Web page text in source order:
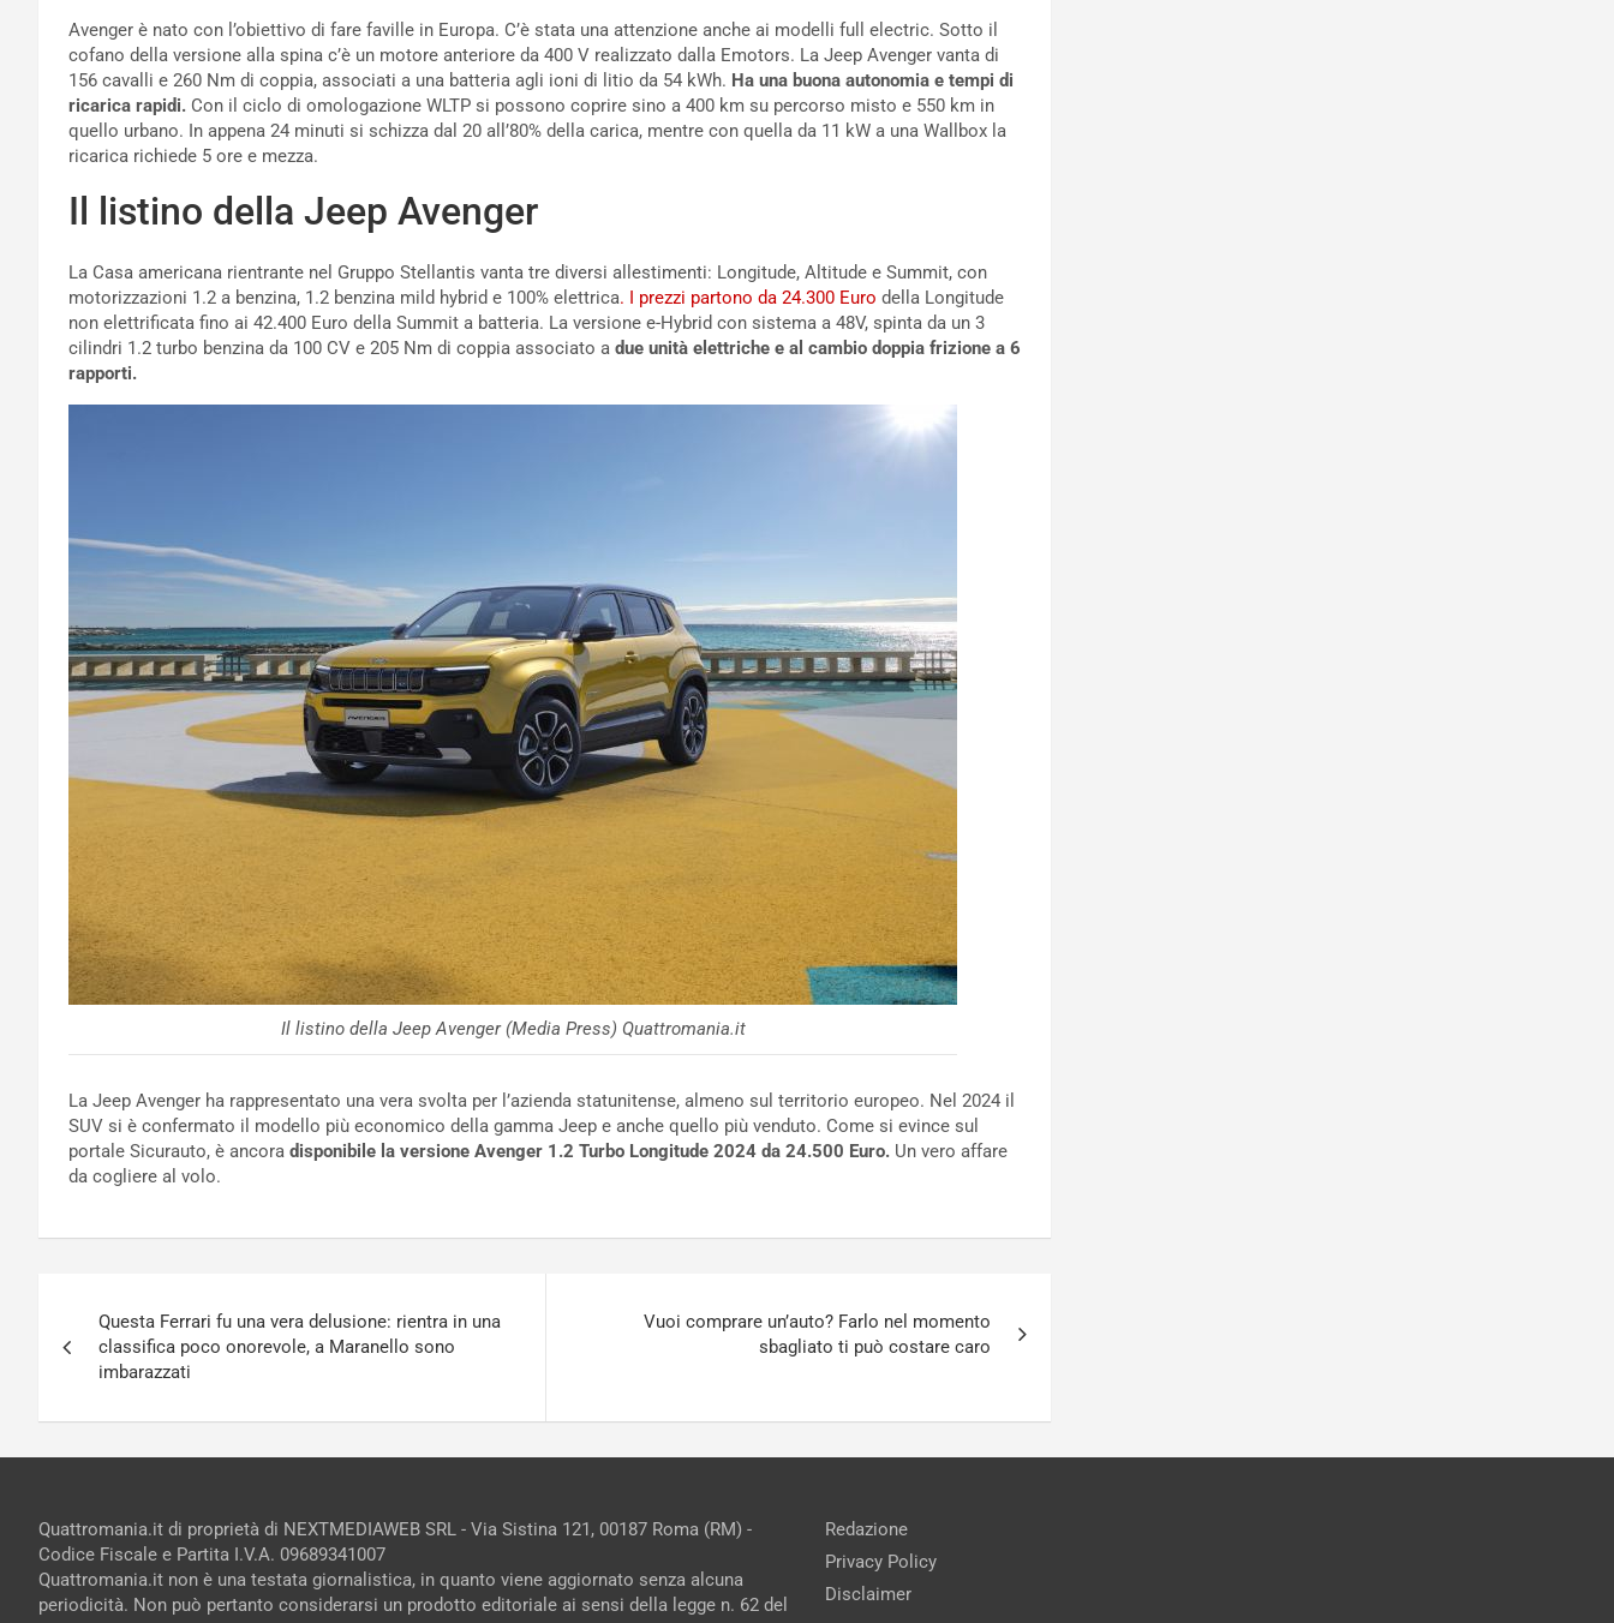
Avenger è nato con l’obiettivo di fare faville in Europa. C’è stata una attenzione anche ai modelli full electric. Sotto il
cofano della versione alla spina c’è un motore anteriore da 400 V realizzato dalla Emotors. La Jeep Avenger vanta di
156 cavalli e 260 Nm di coppia, associati a una batteria agli ioni di litio da 54 kWh. Ha una buona autonomia e tempi di
ricarica rapidi. Con il ciclo di omologazione WLTP si possono coprire sino a 400 km su percorso misto e 550 km in
quello urbano. In appena 24 minuti si schizza dal 20 all’80% della carica, mentre con quella da 11 kW a una Wallbox la
ricarica richiede 5 ore e mezza.
Il listino della Jeep Avenger
La Casa americana rientrante nel Gruppo Stellantis vanta tre diversi allestimenti: Longitude, Altitude e Summit, con
motorizzazioni 1.2 a benzina, 1.2 benzina mild hybrid e 100% elettrica. I prezzi partono da 24.300 Euro della Longitude
non elettrificata fino ai 42.400 Euro della Summit a batteria. La versione e-Hybrid con sistema a 48V, spinta da un 3
cilindri 1.2 turbo benzina da 100 CV e 205 Nm di coppia associato a due unità elettriche e al cambio doppia frizione a 6
rapporti.
Il listino della Jeep Avenger (Media Press) Quattromania.it
La Jeep Avenger ha rappresentato una vera svolta per l’azienda statunitense, almeno sul territorio europeo. Nel 2024 il
SUV si è confermato il modello più economico della gamma Jeep e anche quello più venduto. Come si evince sul
portale Sicurauto, è ancora disponibile la versione Avenger 1.2 Turbo Longitude 2024 da 24.500 Euro. Un vero affare
da cogliere al volo.
articoli
Questa Ferrari fu una vera delusione: rientra in una
classifica poco onorevole, a Maranello sono
imbarazzati
Vuoi comprare un’auto? Farlo nel momento
sbagliato ti può costare caro
Quattromania.it di proprietà di NEXTMEDIAWEB SRL - Via Sistina 121, 00187 Roma (RM) -
Codice Fiscale e Partita I.V.A. 09689341007
Quattromania.it non è una testata giornalistica, in quanto viene aggiornato senza alcuna
periodicità. Non può pertanto considerarsi un prodotto editoriale ai sensi della legge n. 62 del
Redazione
Privacy Policy
Disclaimer